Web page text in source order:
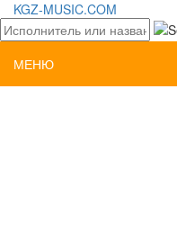
KGZ-MUSIC.COM
МЕНЮ